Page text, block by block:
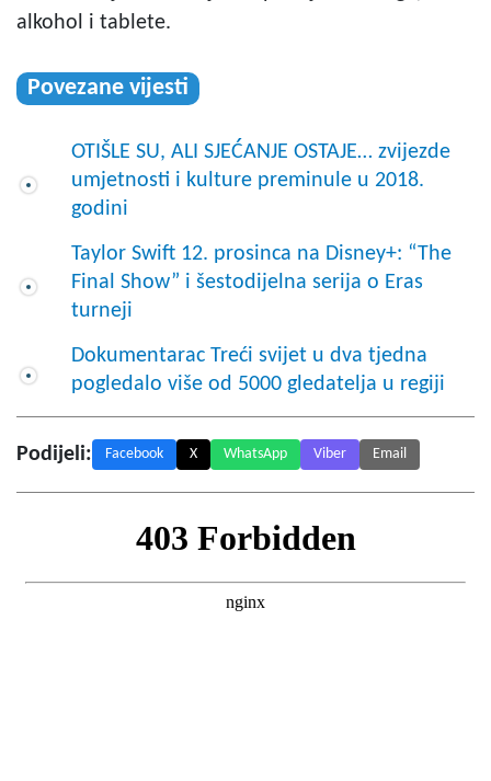
alkohol i tablete.
Povezane vijesti
OTIŠLE SU, ALI SJEĆANJE OSTAJE… zvijezde
umjetnosti i kulture preminule u 2018.
godini
Taylor Swift 12. prosinca na Disney+: “The
Final Show” i šestodijelna serija o Eras
turneji
Dokumentarac Treći svijet u dva tjedna
pogledalo više od 5000 gledatelja u regiji
Podijeli: Facebook X WhatsApp Viber Email